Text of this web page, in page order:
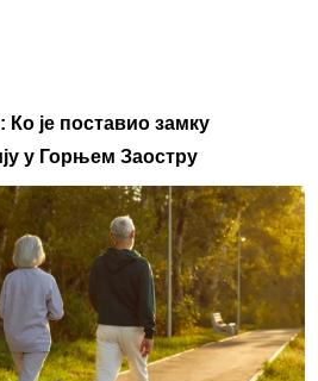
је поставио замку
у Горњем Заостру